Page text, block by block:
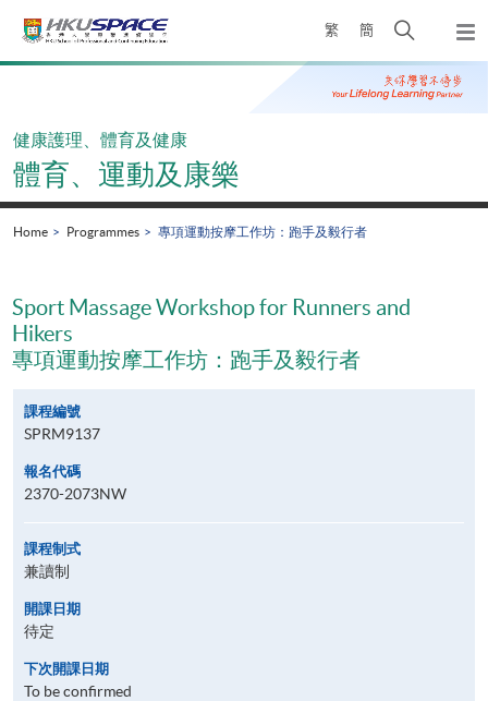
繁 簡
Open
search
panel
Main
健康護理、體育及健康
體育、運動及康樂
Home Programmes 專項運動按摩工作坊：跑手及毅行者
Sport Massage Workshop for Runners and
Hikers
專項運動按摩工作坊：跑手及毅行者
課程編號
SPRM9137
報名代碼
2370-2073NW
課程制式
兼讀制
開課日期
待定
下次開課日期
To be confirmed